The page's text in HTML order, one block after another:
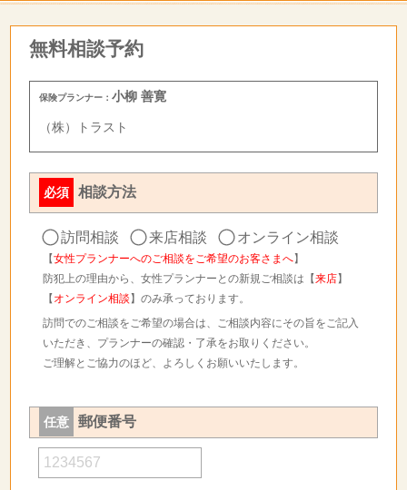
無料相談予約
保険プランナー：小柳 善寛
（株）トラスト
必須 相談方法
訪問相談 来店相談 オンライン相談
【女性プランナーへのご相談をご希望のお客さまへ】
防犯上の理由から、女性プランナーとの新規ご相談は【来店】
【 オンライン相談 】のみ承っております。
訪問でのご相談をご希望の場合は、ご相談内容にその旨をご記入
いただき、プランナーの確認・了承をお取りください。
ご理解とご協力のほど、よろしくお願いいたします。
任意 郵便番号